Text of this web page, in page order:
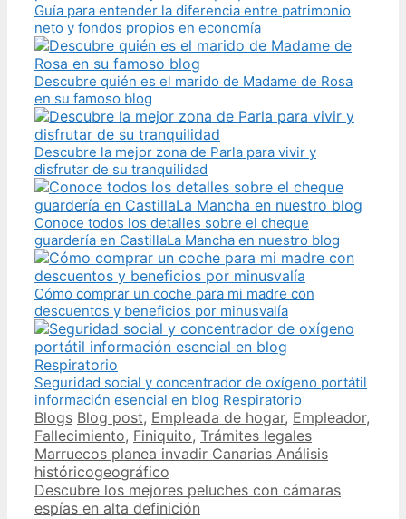
Guía para entender la diferencia entre patrimonio
neto y fondos propios en economía
Descubre quién es el marido de Madame de Rosa
en su famoso blog
Descubre la mejor zona de Parla para vivir y
disfrutar de su tranquilidad
Conoce todos los detalles sobre el cheque
guardería en CastillaLa Mancha en nuestro blog
Cómo comprar un coche para mi madre con
descuentos y beneficios por minusvalía
Seguridad social y concentrador de oxígeno portátil
información esencial en blog Respiratorio
Categories
Blogs Tags
Blog post, Empleada de hogar, Empleador,
Fallecimiento, Finiquito, Trámites legales
Post
navigation
Marruecos planea invadir Canarias Análisis
históricogeográfico
Descubre los mejores peluches con cámaras
espías en alta definición